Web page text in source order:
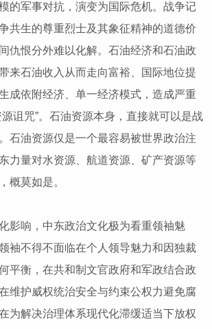
的军事对抗，演变为国际危机。战争记
共生的尊重烈士及其象征精神的道德价
仇恨分外难以化解。石油经济和石油政
来石油收入从而走向富裕、国际地位提
成依附经济、单一经济模式，造成严重
源诅咒”。石油资源本身，直接就可以是战
石油资源仅是一个最容易被世界政治注
力量对水资源、航道资源、矿产资源等
概莫如是。
响，中东政治文化极为看重领袖魅
袖不得不面临在个人领导魅力和因独裁
平衡，在共和制文官政府和军政结合政
维护威权统治安全与约束公权力避免腐
为解决治理体系现代化滞缓适当下放权